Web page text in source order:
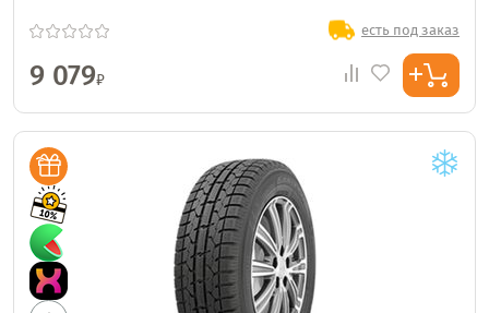
есть под заказ
9 079₽